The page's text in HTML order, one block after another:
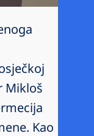
Mikloš
Kao